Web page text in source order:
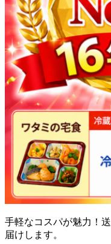
手軽なコスパが魅力！
届け します。